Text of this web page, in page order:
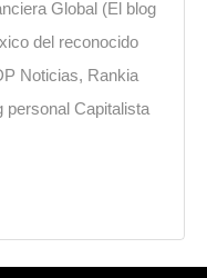
Global (El blog
del reconocido
Noticias, Rankia
Capitalista